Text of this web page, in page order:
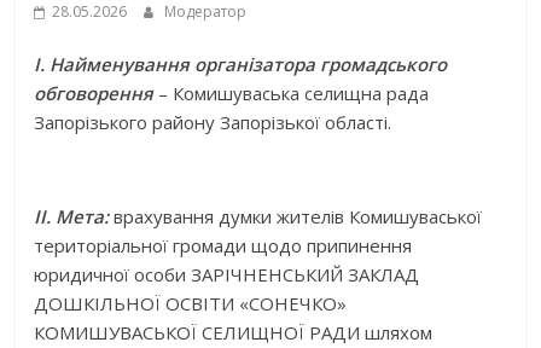
28.05.2026 Модератор
І. Найменування організатора громадського
обговорення– Комишуваська селищна рада
Запорізького району Запорізької області.
ІІ. Мета:врахування думки жителів Комишуваської
територіальної громади щодо припинення
юридичної особи ЗАРІЧНЕНСЬКИЙ ЗАКЛАД
ДОШКІЛЬНОЇ ОСВІТИ «СОНЕЧКО»
КОМИШУВАСЬКОЇ СЕЛИЩНОЇ РАДИ шляхом